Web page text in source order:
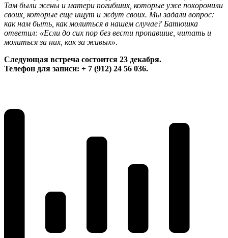
Там были жены и матери погибших, которые уже похоронили
своих, которые еще ищут и ждут своих. Мы задали вопрос:
как нам быть, как молиться в нашем случае? Батюшка
ответил: «Если до сих пор без вести пропавшие, читать и
молиться за них, как за живых».
Следующая встреча состоится 23 декабря.
Телефон для записи: + 7 (912) 24 56 036.